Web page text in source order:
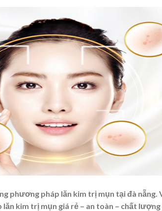
phương pháp lăn kim trị mụn tại đà nẵng.
kim trị mụn giá rẻ – an toàn – chất lượng